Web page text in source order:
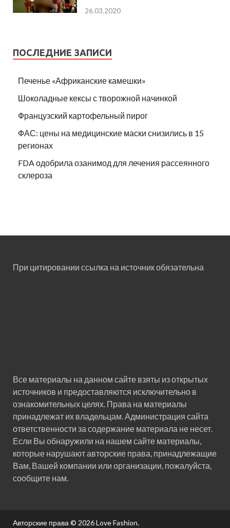
26.03.2020
ПОСЛЕДНИЕ ЗАПИСИ
Печенье «Африканские камешки»
Шоколадные кексы с творожной начинкой
Французский картофельный пирог
ФАС: цены на медицинские маски снизились в 15
регионах
FDA одобрила озанимод для лечения рассеянного
склероза
При цитировании ссылка на источник обязательна
Все материалы на данном сайте взяты из открытых
источников и предоставляются исключительно в
ознакомительных целях. Права на материалы
принадлежат их владельцам. Администрация сайта
ответственности за содержание материала не несет.
Если Вы обнаружили на нашем сайте материалы,
которые нарушают авторские права, принадлежащие
Вам, Вашей компании или организации, пожалуйста,
сообщите нам.
Авторские права © 2026Love Fashion.